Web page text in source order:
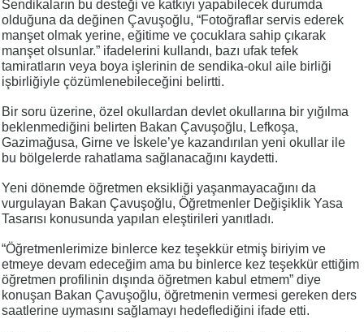
Sendikaların bu desteği ve katkıyı yapabilecek durumda
olduğuna da değinen Çavuşoğlu, “Fotoğraflar servis ederek
manşet olmak yerine, eğitime ve çocuklara sahip çıkarak
manşet olsunlar.” ifadelerini kullandı, bazı ufak tefek
tamiratların veya boya işlerinin de sendika-okul aile birliği
işbirliğiyle çözümlenebileceğini belirtti.
Bir soru üzerine, özel okullardan devlet okullarına bir yığılma
beklenmediğini belirten Bakan Çavuşoğlu, Lefkoşa,
Gazimağusa, Girne ve İskele’ye kazandırılan yeni okullar ile
bu bölgelerde rahatlama sağlanacağını kaydetti.
Yeni dönemde öğretmen eksikliği yaşanmayacağını da
vurgulayan Bakan Çavuşoğlu, Öğretmenler Değişiklik Yasa
Tasarısı konusunda yapılan eleştirileri yanıtladı.
“Öğretmenlerimize binlerce kez teşekkür etmiş biriyim ve
etmeye devam edeceğim ama bu binlerce kez teşekkür ettiğim
öğretmen profilinin dışında öğretmen kabul etmem” diye
konuşan Bakan Çavuşoğlu, öğretmenin vermesi gereken ders
saatlerine uymasını sağlamayı hedeflediğini ifade etti.